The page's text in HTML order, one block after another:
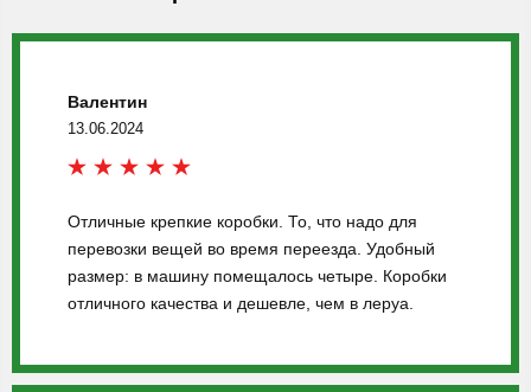
Валентин
13.06.2024
Отличные крепкие коробки. То, что надо для
перевозки вещей во время переезда. Удобный
размер: в машину помещалось четыре. Коробки
отличного качества и дешевле, чем в леруа.